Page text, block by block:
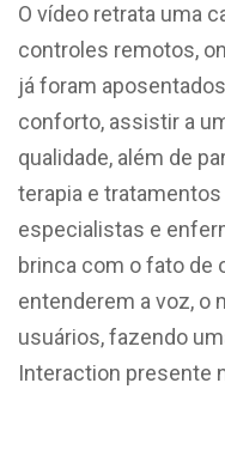
O vídeo retrata uma
controles remotos,
já foram
conforto, assistir a
qualidade, além de
terapia e
especialistas e
brinca com o fato de
entenderem a voz, o
usuários, fazendo
Interaction presente